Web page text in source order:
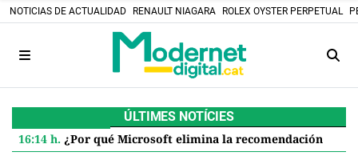
NOTICIAS DE ACTUALIDAD RENAULT NIAGARA ROLEX OYSTER PERPETUAL
ÚLTIMES NOTÍCIES
16:14 h. ¿Por qué Microsoft elimina la recomendación de 32 GB de RAM para Windows 11 y qué significa para ti